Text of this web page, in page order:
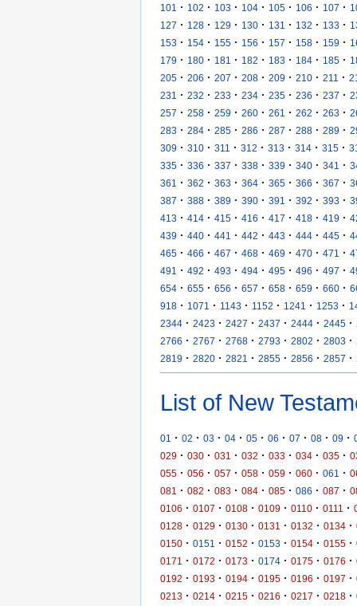
101
· 102 · 103 · 104 · 105 · 106 · 107 ·
127 · 128 · 129 · 130 · 131 · 132 · 133 ·
153 · 154 · 155 · 156 · 157 · 158 · 159 ·
179 · 180 · 181 · 182 · 183 · 184 · 185 ·
205 · 206 · 207 · 208 · 209 · 210 · 211 ·
231
· 232 · 233 · 234 · 235 · 236 · 237 ·
257 · 258 · 259 · 260 · 261 · 262 · 263 ·
283 · 284 · 285 · 286 · 287 · 288 · 289 ·
309 · 310 · 311 · 312 · 313 · 314 · 315 ·
335 · 336 · 337 · 338 · 339 · 340 · 341 ·
361
· 362 · 363 · 364 · 365 · 366 · 367 ·
387 · 388 · 389 · 390 · 391 · 392 · 393 ·
413 · 414 · 415 · 416 · 417 · 418 · 419 ·
439 · 440 · 441 · 442 · 443 · 444 · 445 ·
465 · 466 · 467 · 468 · 469 · 470 · 471 ·
491
· 492 · 493 · 494 · 495 · 496 · 497 ·
654 · 655 · 656 · 657 · 658 · 659 · 660 ·
918 · 1071 · 1143 · 1152 · 1241 · 1253 ·
2344 · 2423 · 2427 · 2437 · 2444 · 2445 ·
2766 · 2767 · 2768 · 2793 · 2802 · 2803 ·
2819 · 2820 · 2821 · 2855 · 2856 · 2857 ·
List of New
01 · 02 · 03 · 04 · 05 · 06 · 07 · 08 · 09 ·
029 · 030 · 031 · 032 · 033 · 034 · 035 ·
055 · 056 · 057 · 058 · 059 · 060 · 061 ·
081
· 082 · 083 · 084 · 085 · 086 · 087 ·
0106 · 0107 · 0108 · 0109 · 0110 · 0111 ·
0128 · 0129 · 0130 · 0131 · 0132 · 0134 ·
0150 · 0151 · 0152 · 0153 · 0154 · 0155 ·
0171
· 0172 · 0173 · 0174 · 0175 · 0176 ·
0192 · 0193 · 0194 · 0195 · 0196 · 0197 ·
0213 · 0214 · 0215 · 0216 · 0217 · 0218 ·